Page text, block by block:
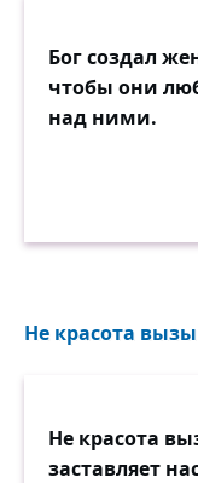
Бог создал
чтобы они
над ними.
Не красота
Не красота
заставляет